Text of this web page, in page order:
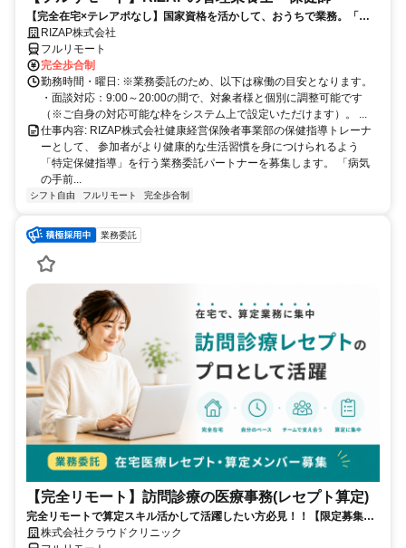
【完全在宅×テレアポなし】国家資格を活かして、おうちで業務。「も
う一つの安心」を。主婦・Wワーカー活躍中！「平日の日中だけ」「夕
方以降の数時間だけ」など、生活リズムに合わせた時間調整が可能で
す。1件ごとの成果報酬型だから、頑張った分だけ手応えのある収入
に。充実のサポート体制で、安心の在宅ワークを始めませんか？
RIZAP株式会社
フルリモート
完全歩合制
勤務時間・曜日: ※業務委託のため、以下は稼働の目安となります。
・面談対応：9:00～20:00の間で、対象者様と個別に調整可能です
（※ご自身の対応可能な枠をシステム上で設定いただけます）。 ...
仕事内容: RIZAP株式会社健康経営保険者事業部の保健指導トレーナ
ーとして、 参加者がより健康的な生活習慣を身につけられるよう
「特定保健指導」を行う業務委託パートナーを募集します。 「病気
の手前...
シフト自由 フルリモート 完全歩合制
業務委託
【完全リモート】訪問診療の医療事務(レセプト算定)
完全リモートで算定スキル活かして活躍したい方必見！！【限定募集】
完全リモート｜在宅医療レセプト算定（成果報酬型／業務委託）
株式会社クラウドクリニック